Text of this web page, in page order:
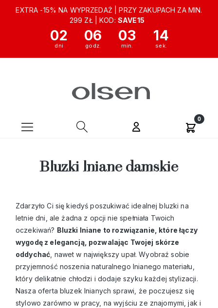
EXTRA -15% NA WYPRZEDAŻ | PRZY ZAKUPACH ZA MIN.
299 ZŁ | KOD: SAVE15
02 06 03 13
Bluzki lniane damskie
Zdarzyło Ci się kiedyś poszukiwać idealnej bluzki na
letnie dni, ale żadna z opcji nie spełniała Twoich
oczekiwań? Bluzki lniane to rozwiązanie, które łączy
wygodę z elegancją, pozwalając Twojej skórze
oddychać , nawet w największy upał. Wyobraź sobie
przyjemność noszenia naturalnego lnianego materiału,
który delikatnie chłodzi i dodaje szyku każdej stylizacji.
Nasza oferta bluzek lnianych sprawi, że poczujesz się
stylowo zarówno w pracy, na wyjściu ze znajomymi, jak i